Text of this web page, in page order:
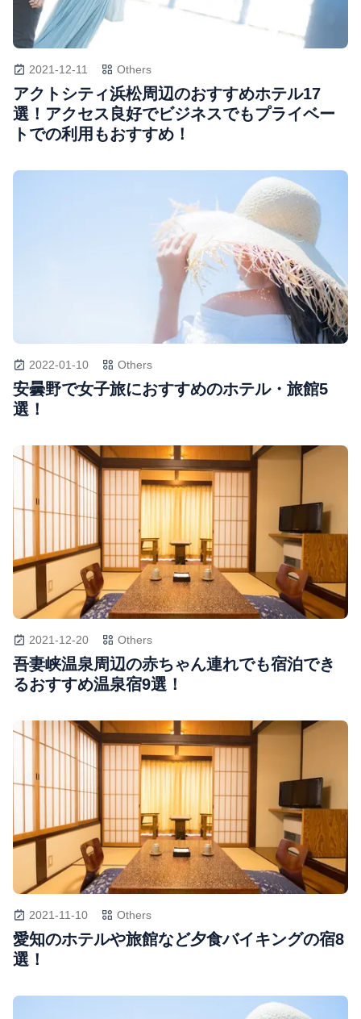
2021-12-11 Others
アクトシティ浜松周辺のおすすめホテル17
選！アクセス良好でビジネスでもプライベー
トでの利用もおすすめ！
2022-01-10 Others
安曇野で女子旅におすすめのホテル・旅館5
選！
2021-12-20 Others
吾妻峡温泉周辺の赤ちゃん連れでも宿泊でき
るおすすめ温泉宿9選！
2021-11-10 Others
愛知のホテルや旅館など夕食バイキングの宿8
選！